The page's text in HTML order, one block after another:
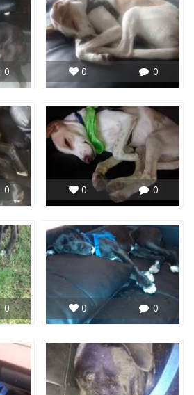
0 0 0
0 0 0
0 0 0